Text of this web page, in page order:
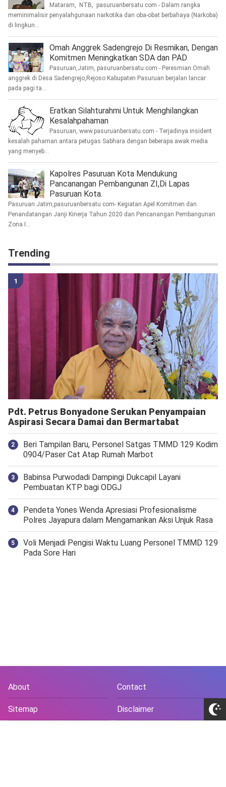
Mataram, NTB, pasuruanbersatu.com - Dalam rangka
meminimalisir penyalahgunaan narkotika dan oba-obat berbahaya (Narkoba)
di lingkun...
Omah Anggrek Sadengrejo Di Resmikan, Dengan
Komitmen Meningkatkan SDA dan PAD
Pasuruan,Jatim, pasuruanbersatu.com - Peresmian Omah
anggrek di Desa Sadengrejo,Rejoso Kabupaten Pasuruan berjalan lancar
pada pagi ta...
Eratkan Silahturahmi Untuk Menghilangkan
Kesalahpahaman
Pasuruan, www.pasuruanbersatu.com - Terjadinya insident
kesalah pahaman antara petugas Sabhara dengan beberapa awak media
yang menyeb...
Kapolres Pasuruan Kota Mendukung
Pancanangan Pembangunan ZI,Di Lapas
Pasuruan Kota.
Pasuruan Jatim,pasuruanbersatu com- Kegiatan Apel Komitmen dan
Penandatangan Janji Kinerja Tahun 2020 dan Pencanangan Pembangunan
Zona I...
Trending
Pdt. Petrus Bonyadone Serukan Penyampaian
Aspirasi Secara Damai dan Bermartabat
Beri Tampilan Baru, Personel Satgas TMMD 129 Kodim
0904/Paser Cat Atap Rumah Marbot
Babinsa Purwodadi Dampingi Dukcapil Layani
Pembuatan KTP bagi ODGJ
Pendeta Yones Wenda Apresiasi Profesionalisme
Polres Jayapura dalam Mengamankan Aksi Unjuk Rasa
Voli Menjadi Pengisi Waktu Luang Personel TMMD 129
Pada Sore Hari
About Contact
Sitemap Disclaimer